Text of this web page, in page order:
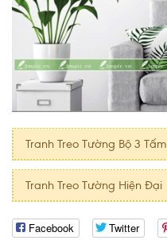
Tranh Treo Tường Bộ 3 Tấm
Tranh Treo Tường Hiện Đại
Facebook Twitter